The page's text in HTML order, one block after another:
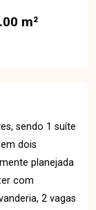
m²
sendo 1 suíte
dois
planejada
com
2 vagas